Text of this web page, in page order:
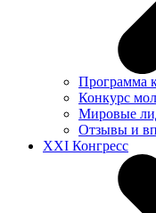
Программа
Конкурс
Мировые
Отзывы и
XXI Конгресс